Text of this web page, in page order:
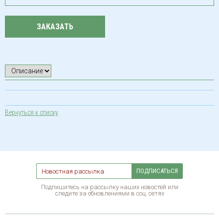
ЗАКАЗАТЬ
Вернуться к списку
ПОДПИСАТЬСЯ
Подпишитесь на рассылку наших новостей или
следите за обновлениями в соц. сетях